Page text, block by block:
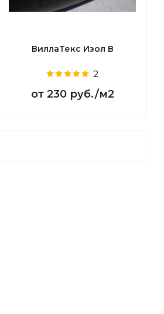
ВиллаТекс Изол В
2
от 230 руб./м2